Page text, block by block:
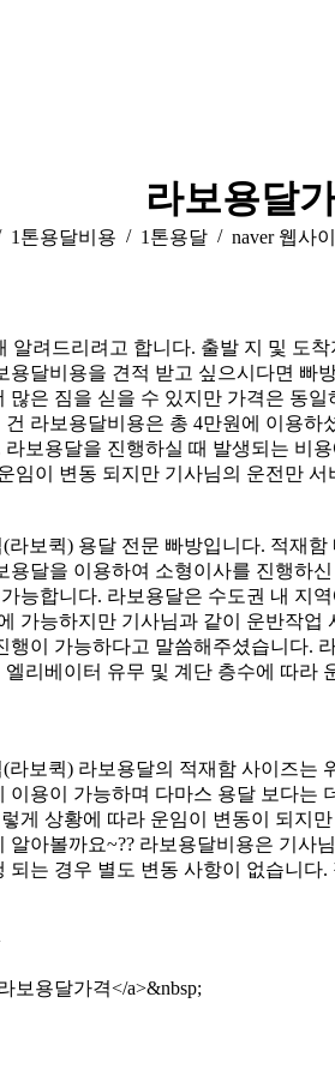
라보용달
1톤용달비용 1톤용달 naver 웹사
려드리려고 합니다. 출발 지 및 도
달비용을 견적 받고 싶으시다면
은 짐을 싣을 수 있지만 가격은 동
라보용달비용은 총 4만원에 이용
보용달을 진행하실 때 발생되는
이 변동 되지만 기사님의 운전만
보퀵) 용달 전문 빠방입니다. 적재
달을 이용하여 소형이사를 진행하
능합니다. 라보용달은 수도권 내
가능하지만 기사님과 같이 운반작
이 가능하다고 말씀해주셨습니다.
리베이터 유무 및 계단 층수에 따
보퀵) 라보용달의 적재함 사이즈는
용이 가능하며 다마스 용달 보다
게 상황에 따라 운임이 변동이 되지
아볼까요~?? 라보용달비용은 기
는 경우 별도 변동 사항이 없습니
보용달가격</a>&nbsp;